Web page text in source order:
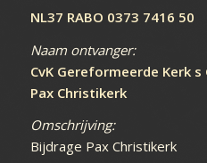
NL37 RABO 0373 7416 50
Naam ontvanger:
CvK Gereformeerde Kerk
Pax Christikerk
Omschrijving:
Bijdrage Pax Christikerk